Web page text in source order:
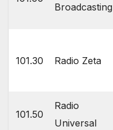
Broadcasting
101.30 Radio Zeta
101.50
Radio
Universal